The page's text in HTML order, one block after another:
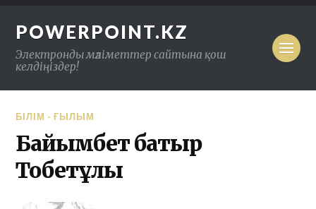
POWERPOINT.KZ
Электронды мәліметтер сайтына қош
келдіңіздер!
БІЛІМ - ҒЫЛЫМ
Байымбет батыр
Тобетұлы